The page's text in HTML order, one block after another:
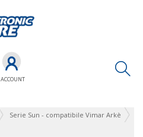
ACCOUNT
Serie Sun - compatibile Vimar Arkè